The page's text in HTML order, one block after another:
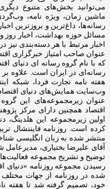
می‌توانید بخش‌های متنوع
ماشین زمان، ویژه نامه،
رسانه‌ها، داغ‌ترین و بروزترین
مسائل حوزه بهداشت، اخبار روز
اخبار مرتبط با هر دسته‌بندی نیز
عنوان صاحب امتیاز خبرگزاری
که با نام گروه رسانه ای
رسانه‌ای در ایران است. علاوه بر
هفته ‌نامه تجارت فردا، شبکه
وب‌سایت همایش‌های دنیای اقتصاد،
عنوان زیرمجموعه‌های این
اقتصاد همچنین دارای مرکز
کرده است. روزنامه فایننشال
منتشر شده به زبان انگلیسی
آقای علیرضا بختیاری، مدیرعامل
توضیح و تشریح مجموعه
رسیدن مجموعه روزنامه
شده در روزنامه از جهات